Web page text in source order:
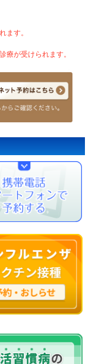
ます。
療が受けられます。